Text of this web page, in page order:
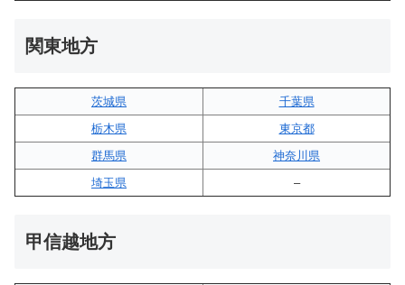
関東地方
茨城県
千葉県
栃木県
東京都
群馬県
神奈川県
埼玉県
–
甲信越地方